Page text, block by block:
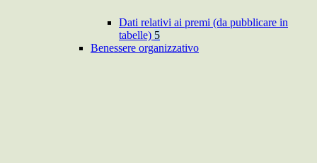
Dati relativi ai premi (da pubblicare in
tabelle) 5
Benessere organizzativo